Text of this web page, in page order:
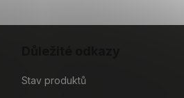
Stav produktů